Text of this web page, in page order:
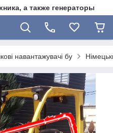
а также генераторы
навантажувачі бу